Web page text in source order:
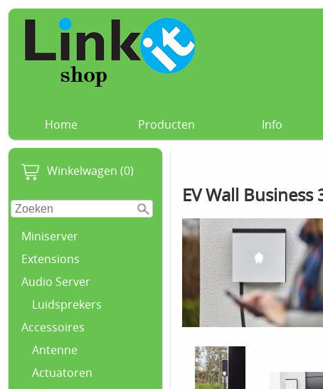
Home Producten Info
Winkelwagen (0)
Miniserver
Extensions
Audio Server
Luidsprekers
Accessoires
Antenne
Actuatoren
EV Wall